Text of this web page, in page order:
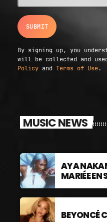
By signing up, you
will be collected and
Policy and Terms of Use.
MUSIC NEWS
AYA
MARIÉE EN
BEYONCÉ